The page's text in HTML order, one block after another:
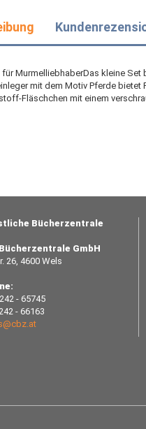
MurmelliebhaberDas kleine
mit dem Motiv Pferde
Fläschchen mit einem
GmbH
26, 4600 Wels
- 65745
- 66163